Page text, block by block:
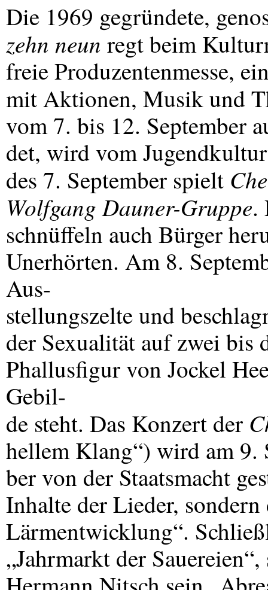
Die 1969 gegründete,
zehn neun regt beim
freie Produzentenmesse,
mit Aktionen, Musik und
vom 7. bis 12. September
det, wird vom
des 7. September spielt
Wolfgang Dauner-Gruppe.
schnüffeln auch Bürger
Unerhörten. Am 8.
Aus-
stellungszelte und
der Sexualität auf zwei bis
Phallusfigur von Jockel
Gebil-
de steht. Das Konzert der
hellem Klang“) wird am 9.
ber von der Staatsmacht
Inhalte der Lieder,
Lärmentwicklung“.
„Jahrmarkt der